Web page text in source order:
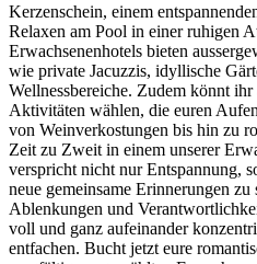
Kerzenschein, einem
Relaxen am Pool in einer ruhigen
Erwachsenenhotels bieten
wie private Jacuzzis, idyllische
Wellnessbereiche. Zudem könnt
Aktivitäten wählen, die euren
von Weinverkostungen bis hin zu
Zeit zu Zweit in einem unserer
verspricht nicht nur Entspannung,
neue gemeinsame Erinnerungen
Ablenkungen und
voll und ganz aufeinander
entfachen. Bucht jetzt eure